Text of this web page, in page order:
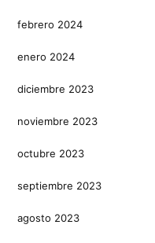
febrero 2024
enero 2024
diciembre 2023
noviembre 2023
octubre 2023
septiembre 2023
agosto 2023